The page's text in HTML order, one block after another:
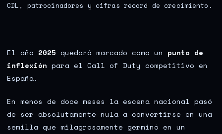
CDL, patrocinadores y cifras récord de crecimiento.
El año 2025 quedará marcado como un punto de
inflexión para el Call of Duty competitivo en
España.
En menos de doce meses la escena nacional pasó
de ser absolutamente nula a convertirse en una
semilla que milagrosamente germinó en un